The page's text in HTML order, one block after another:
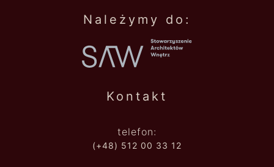
Należymy do:
Kontakt
telefon:
(+48) 512 00 33 12